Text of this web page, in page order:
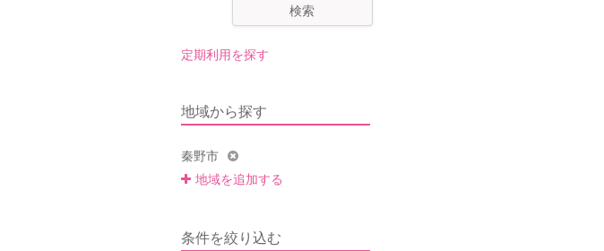
検索
定期利用を探す
地域から探す
秦野市
地域を追加する
条件を絞り込む